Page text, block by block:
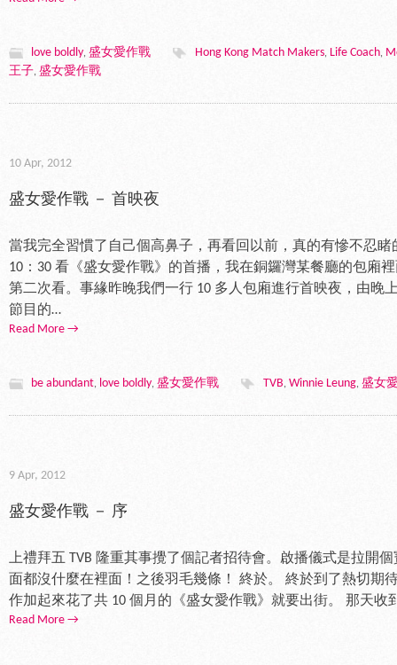
love boldly, 盛女愛作戰 Hong Kong Match Makers, Life Coach,
王子, 盛女愛作戰
10 Apr, 2012
盛女愛作戰 － 首映夜
當我完全習慣了自己個高鼻子，再看回以前，真的有慘不忍
10：30 看《盛女愛作戰》的首播，我在銅鑼灣某餐廳的包廂
第二次看。事緣昨晚我們一行 10 多人包廂進行首映夜，由晚
節目的…
Read More →
be abundant, love boldly, 盛女愛作戰 TVB, Winnie Leung, 盛女
9 Apr, 2012
盛女愛作戰 － 序
上禮拜五 TVB 隆重其事攪了個記者招待會。啟播儀式是拉開
面都沒什麼在裡面！之後羽毛幾條！ 終於。 終於到了熱切期
作加起來花了共 10 個月的《盛女愛作戰》就要出街。 那天收
Read More →